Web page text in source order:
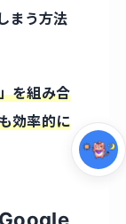
まう方法
を組み合
効率的に